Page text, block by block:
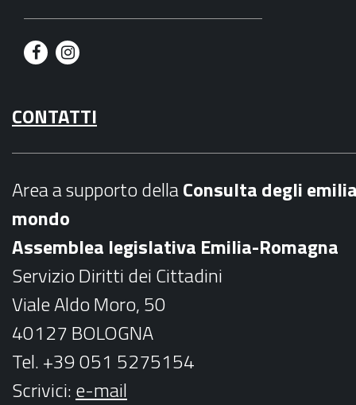
F
c
e
o
k
I
s
t
r
a
m
CONTATTI
Area a supporto dellaConsulta degli
mondo
Assemblea legislativa Emilia-Romagna
Servizio Diritti dei Cittadini
Viale Aldo Moro, 50
40127 BOLOGNA
Tel. +39 051 5275154
Scrivici:e-mail